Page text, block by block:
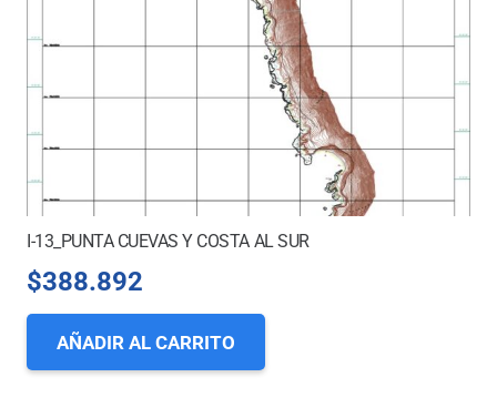
I-13_PUNTA CUEVAS Y COSTA AL SUR
$388.892
AÑADIR AL CARRITO